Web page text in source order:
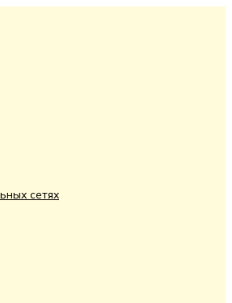
сетях